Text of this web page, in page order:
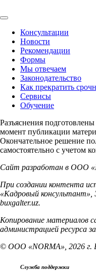
Консультации
Новости
Рекомендации
Формы
Мы отвечаем
Законодательство
Как прекратить
Сервисы
Обучение
Разъяснения
момент публикации
Окончательное решение
самостоятельно с учетом
Сайт разработан в ООО
При создании контента
«Кадровый
buxgalter.uz.
Копирование материалов
администрацией ресурса
© ООО «NORMA», 2026 г.
Служба поддержки